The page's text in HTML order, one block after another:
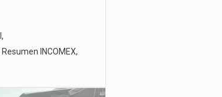
,
Resumen INCOMEX,